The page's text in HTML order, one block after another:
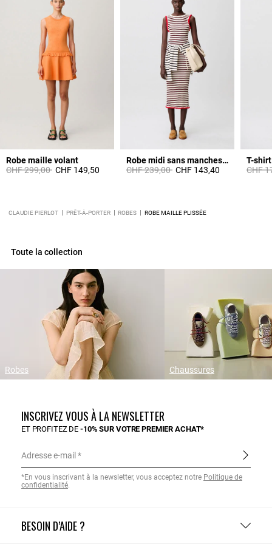
Robe maille volant
Prix réduit à partir de
CHF 299,00àCHF 149,50
Robe midi sans manches rayures
Prix réduit à partir de
CHF 239,00àCHF 143,40
T-
Prix
CHF
CLAUDIE PIERLOT PRÊT-À-PORTER ROBES ROBE MAILLE PLISSÉE
Toute la collection
Robes Chaussures
BESOIN D’AIDE ?
INSCRIVEZ VOUS À LA NEWSLETTER
ET PROFITEZ DE-10% SUR VOTRE PREMIER ACHAT*
Adresse e-mail
*En vous inscrivant à la newsletter, vous acceptez notre Politique de
confidentialité.